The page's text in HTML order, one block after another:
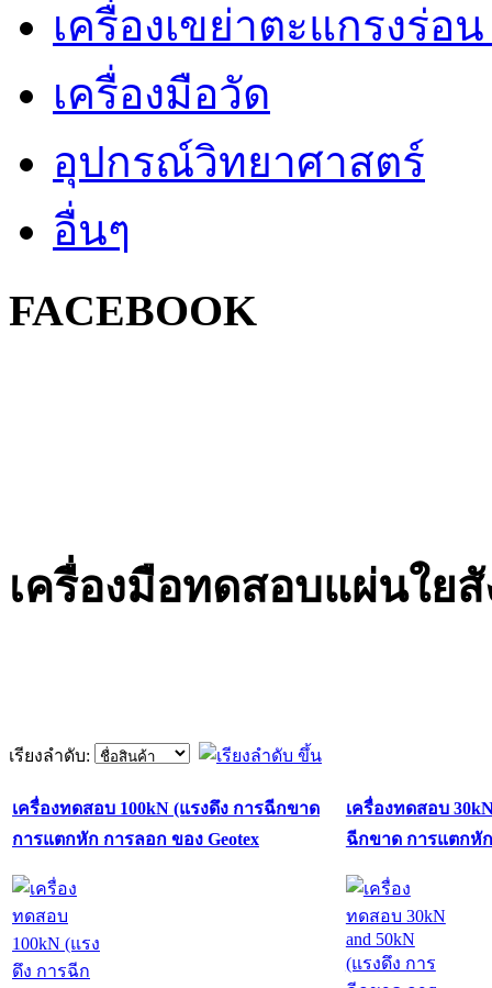
เครื่องเขย่าตะแกรงร่อ
เครื่องมือวัด
อุปกรณ์วิทยาศาสตร์
อื่นๆ
FACEBOOK
เครื่องมือทดสอบแผ่นใยสั
เรียงลำดับ:
เครื่องทดสอบ 100kN (แรงดึง การฉีกขาด
การแตกหัก การลอก ของ Geotex
เครื่องทดสอบ
ฉีกขาด การแตกหั